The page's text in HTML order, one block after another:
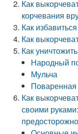
Как
корчевания
Как
Как
Как
Народный
Мульча
Поваренная
Как
своими